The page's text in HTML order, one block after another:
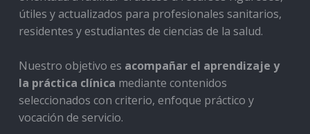
útiles y actualizados para profesionales sanitarios,
residentes y estudiantes de ciencias de la salud.
Nuestro objetivo es acompañar el aprendizaje y
la práctica clínica mediante contenidos
seleccionados con criterio, enfoque práctico y
vocación de servicio.